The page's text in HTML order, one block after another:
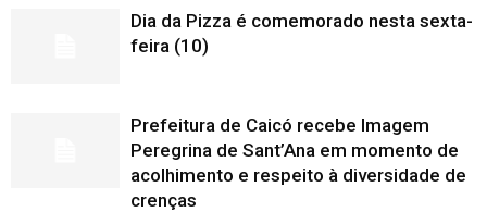
Dia da Pizza é comemorado nesta sexta-
feira (10)
Prefeitura de Caicó recebe Imagem
Peregrina de Sant’Ana em momento de
acolhimento e respeito à diversidade de
crenças